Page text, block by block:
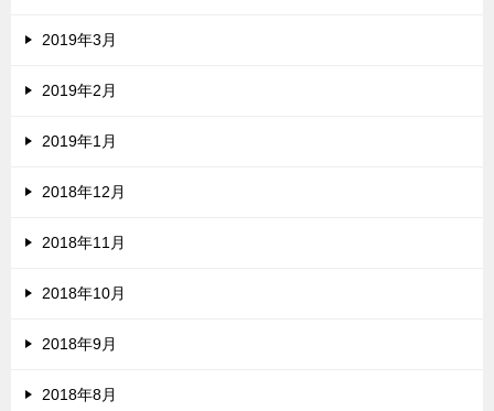
2019年3月
2019年2月
2019年1月
2018年12月
2018年11月
2018年10月
2018年9月
2018年8月